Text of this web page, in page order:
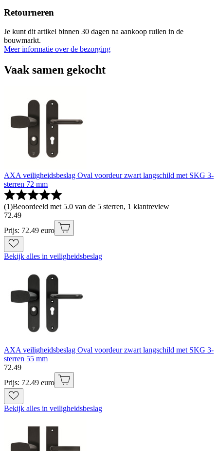
Retourneren
Je kunt dit artikel binnen 30 dagen na aankoop ruilen in de
bouwmarkt.
Meer informatie over de bezorging
Vaak samen gekocht
AXA veiligheidsbeslag Oval voordeur zwart langschild met SKG 3-
sterren 72 mm
(1)Beoordeeld met 5.0 van de 5 sterren, 1 klantreview
72.49
Prijs: 72.49 euro
Bekijk alles in veiligheidsbeslag
AXA veiligheidsbeslag Oval voordeur zwart langschild met SKG 3-
sterren 55 mm
72.49
Prijs: 72.49 euro
Bekijk alles in veiligheidsbeslag